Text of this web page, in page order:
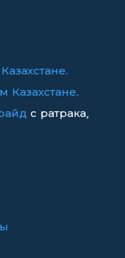
Казахстане.
с ратрака,